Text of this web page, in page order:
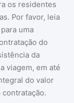
os residentes
Por favor, leia
uma
do
da
viagem, em até
do valor